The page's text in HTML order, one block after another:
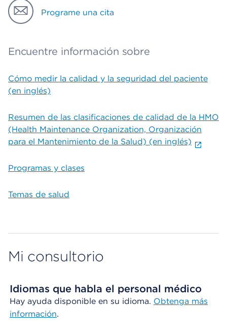
Programe una cita
Encuentre información sobre
Cómo medir la calidad y la seguridad del paciente
(en inglés)
Resumen de las clasificaciones de calidad de la HMO
(Health Maintenance Organization, Organización
para el Mantenimiento de la Salud) (en inglés)
Programas y clases
Temas de salud
Mi consultorio
Idiomas que habla el personal médico
Hay ayuda disponible en su idioma. Obtenga más
información.